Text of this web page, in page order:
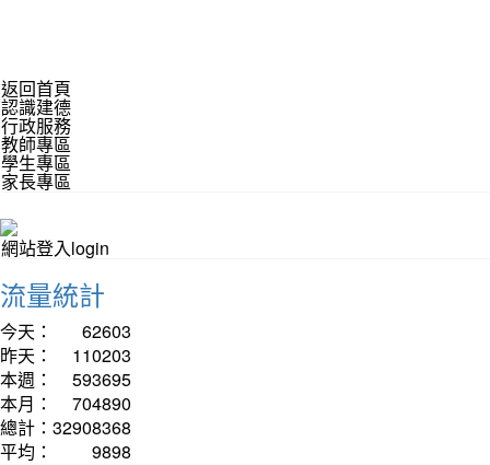
返回首頁
認識建德
行政服務
教師專區
學生專區
家長專區
網站登入login
流量統計
今天：
62603
昨天：
110203
本週：
593695
本月：
704890
總計： 32908368
平均：
9898